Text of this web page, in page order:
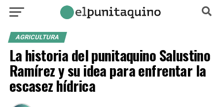
AGRICULTURA
La historia del punitaquino Salustino
Ramírez y su idea para enfrentar la
escasez hídrica